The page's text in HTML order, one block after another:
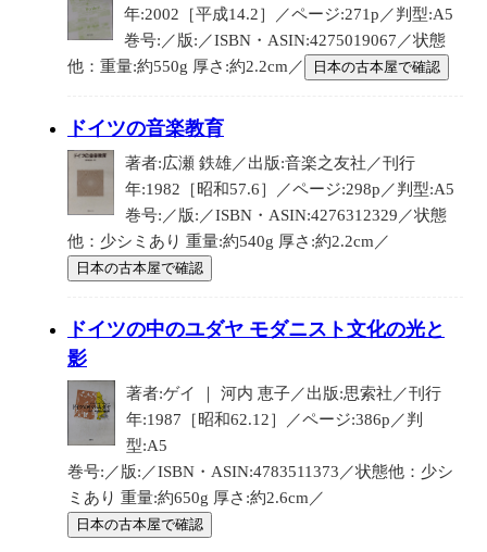
年:2002［平成14.2］／ページ:271p／判型:A5
巻号:／版:／ISBN・ASIN:4275019067／状態
他：重量:約550g 厚さ:約2.2cm／
日本の古本屋で確認
ドイツの音楽教育
著者:広瀬 鉄雄／出版:音楽之友社／刊行
年:1982［昭和57.6］／ページ:298p／判型:A5
巻号:／版:／ISBN・ASIN:4276312329／状態
他：少シミあり 重量:約540g 厚さ:約2.2cm／
日本の古本屋で確認
ドイツの中のユダヤ モダニスト文化の光と
影
著者:ゲイ ｜ 河内 恵子／出版:思索社／刊行
年:1987［昭和62.12］／ページ:386p／判
型:A5
巻号:／版:／ISBN・ASIN:4783511373／状態他：少シ
ミあり 重量:約650g 厚さ:約2.6cm／
日本の古本屋で確認